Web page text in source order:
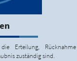
Erteilung,
zuständig sind.